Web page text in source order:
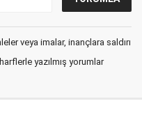
veya imalar, inançlara saldırı
yazılmış yorumlar